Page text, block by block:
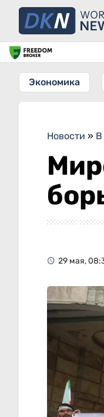
Экономика
Новости » В
29 мая,